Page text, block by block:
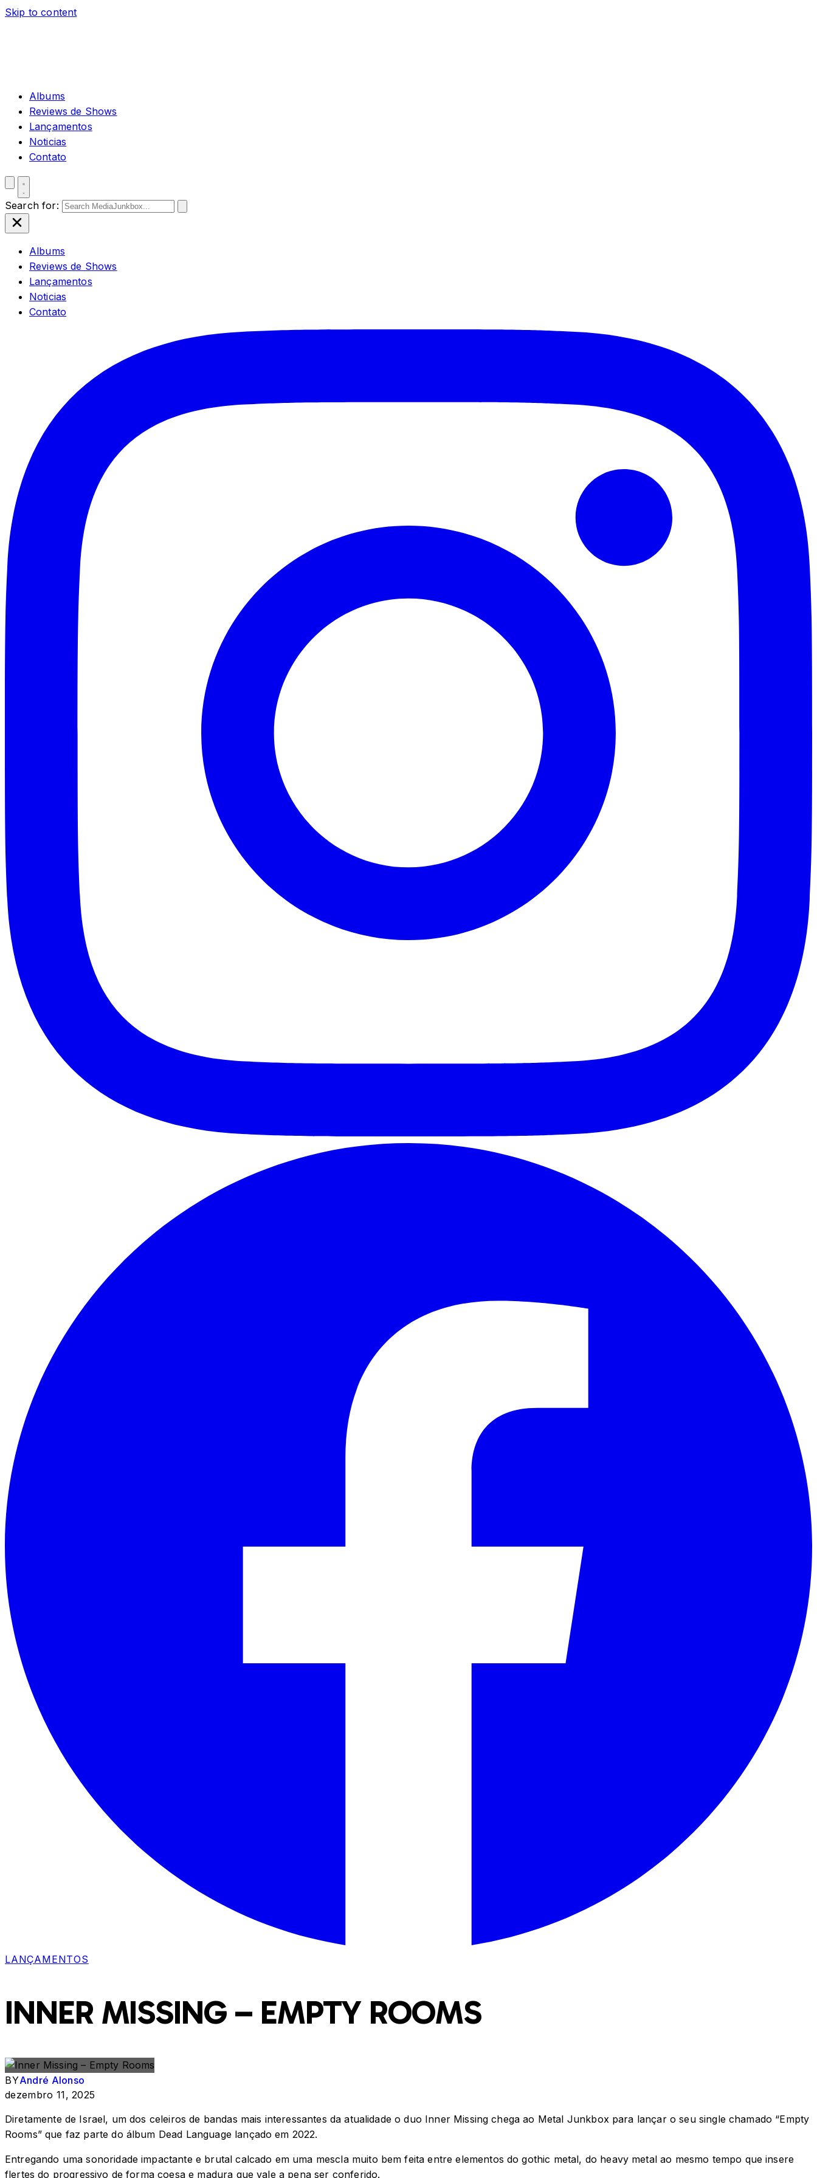
Skip to content
Albums
Reviews de Shows
Lançamentos
Noticias
Contato
Search for:
Albums
Reviews de Shows
Lançamentos
Noticias
Contato
LANÇAMENTOS
INNER MISSING – EMPTY ROOMS
BYAndré Alonso
dezembro 11, 2025
Diretamente de Israel, um dos celeiros de bandas mais interessantes da atualidade o duo Inner Missing chega ao Metal Junkbox para lançar o seu single chamado “Empty
Rooms” que faz parte do álbum Dead Language lançado em 2022.
Entregando uma sonoridade impactante e brutal calcado em uma mescla muito bem feita entre elementos do gothic metal, do heavy metal ao mesmo tempo que insere
flertes do progressivo de forma coesa e madura que vale a pena ser conferido.